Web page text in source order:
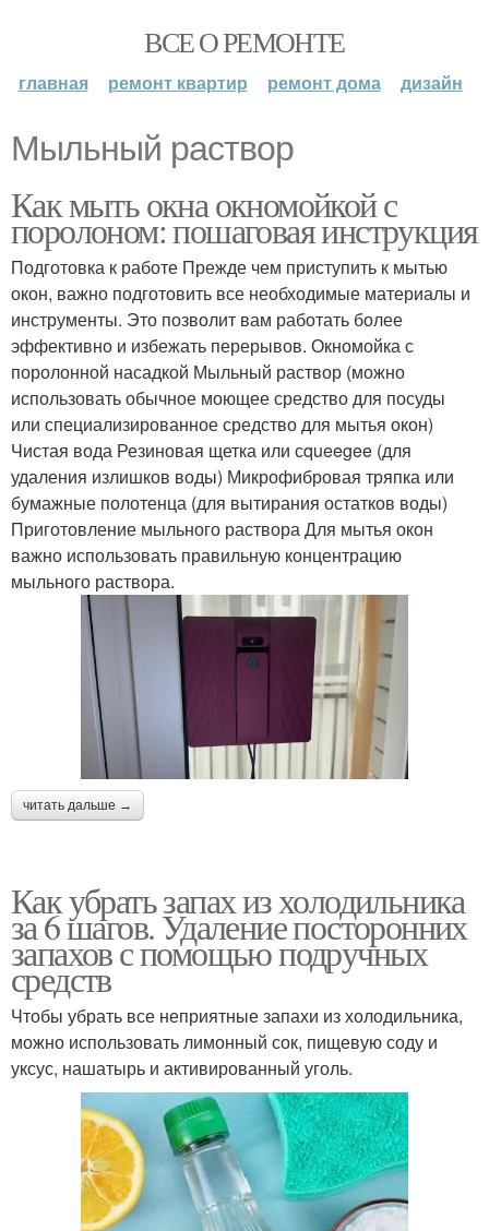
ВСЕ О РЕМОНТЕ
главная ремонт квартир ремонт дома дизайн
Мыльный раствор
Как мыть окна окномойкой с
поролоном: пошаговая инструкция
Подготовка к работе Прежде чем приступить к мытью
окон, важно подготовить все необходимые материалы и
инструменты. Это позволит вам работать более
эффективно и избежать перерывов. Окномойка с
поролонной насадкой Мыльный раствор (можно
использовать обычное моющее средство для посуды
или специализированное средство для мытья окон)
Чистая вода Резиновая щетка или сqueegee (для
удаления излишков воды) Микрофибровая тряпка или
бумажные полотенца (для вытирания остатков воды)
Приготовление мыльного раствора Для мытья окон
важно использовать правильную концентрацию
мыльного раствора.
читать дальше →
Как убрать запах из холодильника
за 6 шагов. Удаление посторонних
запахов с помощью подручных
средств
Чтобы убрать все неприятные запахи из холодильника,
можно использовать лимонный сок, пищевую соду и
уксус, нашатырь и активированный уголь.